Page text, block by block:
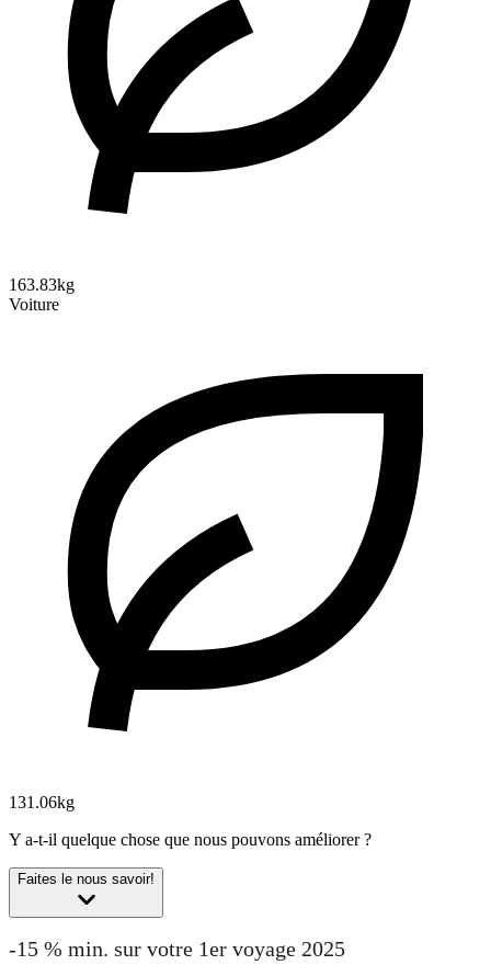
163.83kg
Voiture
131.06kg
Y a-t-il quelque chose que nous pouvons améliorer ?
Faites le nous savoir!
-15 % min. sur votre 1er voyage 2025